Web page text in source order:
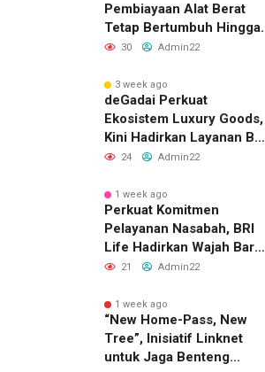
Pembiayaan Alat Berat
Tetap Bertumbuh Hingga
Akhir 2026
30 Admin22
3 week ago
deGadai Perkuat
Ekosistem Luxury Goods,
Kini Hadirkan Layanan Beli
Tas, Titip Jual, dan Gadai
24 Admin22
1 week ago
Perkuat Komitmen
Pelayanan Nasabah, BRI
Life Hadirkan Wajah Baru
Kantor Layanan di
21 Admin22
1 week ago
“New Home-Pass, New
Tree”, Inisiatif Linknet
untuk Jaga Benteng